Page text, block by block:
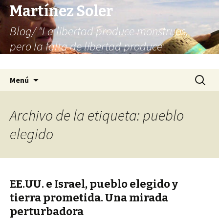
Martínez Soler
Blog/ "La libertad produce monstruos,
pero la falta de libertad produce
Menú Buscar:
Archivo de la etiqueta: pueblo
elegido
EE.UU. e Israel, pueblo elegido y
tierra prometida. Una mirada
perturbadora